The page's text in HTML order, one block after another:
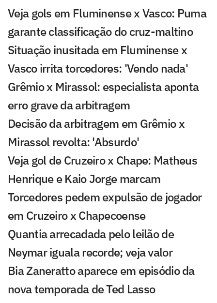
Veja gols em Fluminense x Vasco: Puma
garante classificação do cruz-maltino
Situação inusitada em Fluminense x
Vasco irrita torcedores: 'Vendo nada'
Grêmio x Mirassol: especialista aponta
erro grave da arbitragem
Decisão da arbitragem em Grêmio x
Mirassol revolta: 'Absurdo'
Veja gol de Cruzeiro x Chape: Matheus
Henrique e Kaio Jorge marcam
Torcedores pedem expulsão de jogador
em Cruzeiro x Chapecoense
Quantia arrecadada pelo leilão de
Neymar iguala recorde; veja valor
Bia Zaneratto aparece em episódio da
nova temporada de Ted Lasso